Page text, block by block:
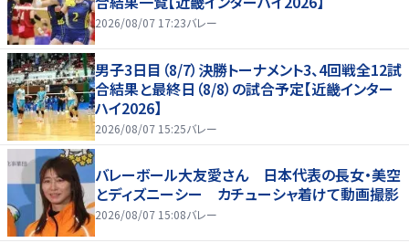
2026/08/07 17:23バレー
男子3日目（8/7）決勝トーナメント3、4回戦全12試
合結果と最終日（8/8）の試合予定【近畿インター
ハイ2026】
2026/08/07 15:25バレー
バレーボール大友愛さん 日本代表の長女・美空
とディズニーシー カチューシャ着けて動画撮影
2026/08/07 15:08バレー